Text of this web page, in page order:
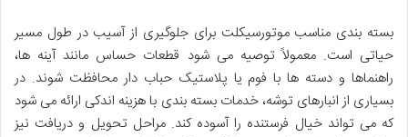
بسته بندی مناسب موتورسیکلت برای جلوگیری از آسیب در طول مسیر
حیاتی است. معمولاً توصیه می شود قطعات حساس مانند آینه ها،
راهنماها و دسته ها با فوم یا پلاستیک حباب دار محافظت شوند. در
بسیاری از انبارهای توشه، خدمات بسته بندی با هزینه اندکی ارائه می شود
که می تواند خیال فرستنده را آسوده کند. مراحل تحویل و دریافت نیز